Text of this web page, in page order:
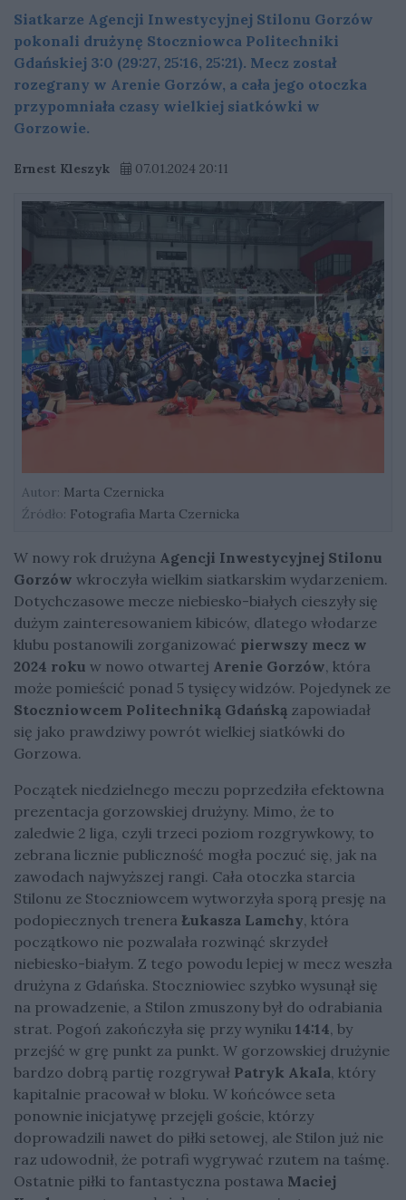
Siatkarze Agencji Inwestycyjnej Stilonu Gorzów
pokonali drużynę Stoczniowca Politechniki
Gdańskiej 3:0 (29:27, 25:16, 25:21). Mecz został
rozegrany w Arenie Gorzów, a cała jego otoczka
przypomniała czasy wielkiej siatkówki w
Gorzowie.
Ernest Kleszyk 07.01.2024 20:11
Autor: Marta Czernicka
Źródło: Fotografia Marta Czernicka
W nowy rok drużyna Agencji Inwestycyjnej Stilonu
Gorzów wkroczyła wielkim siatkarskim wydarzeniem.
Dotychczasowe mecze niebiesko-białych cieszyły się
dużym zainteresowaniem kibiców, dlatego włodarze
klubu postanowili zorganizować pierwszy mecz w
2024 roku w nowo otwartej Arenie Gorzów, która
może pomieścić ponad 5 tysięcy widzów. Pojedynek ze
Stoczniowcem Politechniką Gdańską zapowiadał
się jako prawdziwy powrót wielkiej siatkówki do
Gorzowa.
Początek niedzielnego meczu poprzedziła efektowna
prezentacja gorzowskiej drużyny. Mimo, że to
zaledwie 2 liga, czyli trzeci poziom rozgrywkowy, to
zebrana licznie publiczność mogła poczuć się, jak na
zawodach najwyższej rangi. Cała otoczka starcia
Stilonu ze Stoczniowcem wytworzyła sporą presję na
podopiecznych trenera Łukasza Lamchy, która
początkowo nie pozwalała rozwinąć skrzydeł
niebiesko-białym. Z tego powodu lepiej w mecz weszła
drużyna z Gdańska. Stoczniowiec szybko wysunął się
na prowadzenie, a Stilon zmuszony był do odrabiania
strat. Pogoń zakończyła się przy wyniku 14:14, by
przejść w grę punkt za punkt. W gorzowskiej drużynie
bardzo dobrą partię rozgrywał Patryk Akala, który
kapitalnie pracował w bloku. W końcówce seta
ponownie inicjatywę przejęli goście, którzy
doprowadzili nawet do piłki setowej, ale Stilon już nie
raz udowodnił, że potrafi wygrywać rzutem na taśmę.
Ostatnie piłki to fantastyczna postawa Maciej